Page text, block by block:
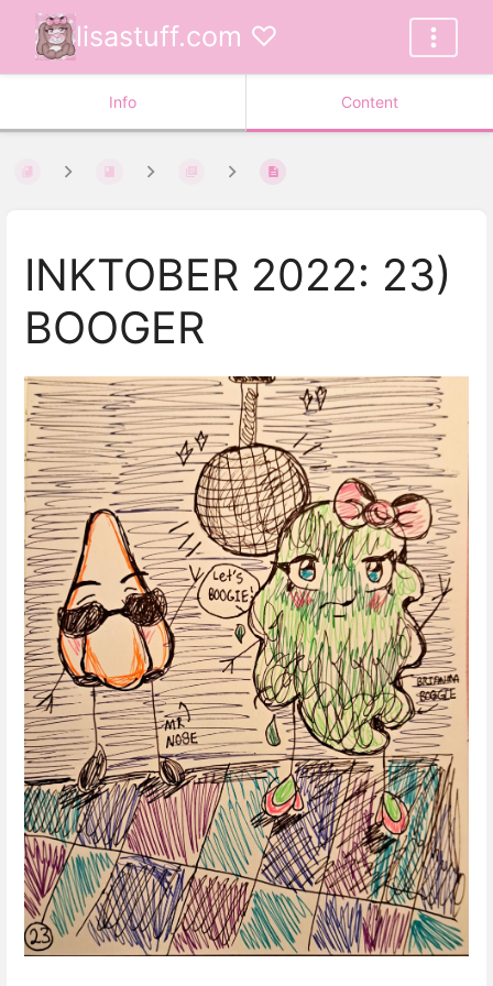
lisastuff.com ♡
Info Content
INKTOBER 2022: 23)
BOOGER